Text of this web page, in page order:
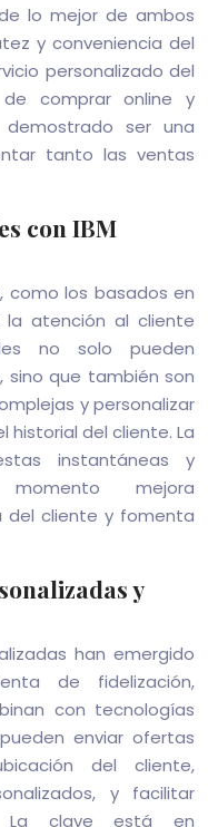
lo mejor de ambos
y conveniencia del
personalizado del
comprar online y
ser una
tanto las ventas
con IBM
como los basados en
la atención al cliente
no solo pueden
sino que también son
y personalizar
historial del cliente. La
instantáneas y
mejora
del cliente y fomenta
y
han emergido
de fidelización,
con tecnologías
enviar ofertas
del cliente,
y facilitar
La clave está en